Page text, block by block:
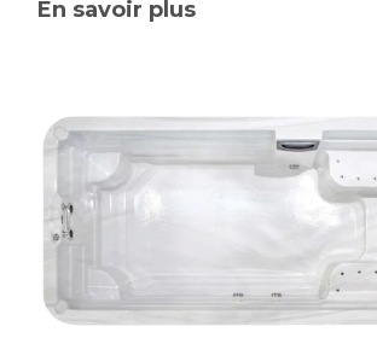
En savoir plus